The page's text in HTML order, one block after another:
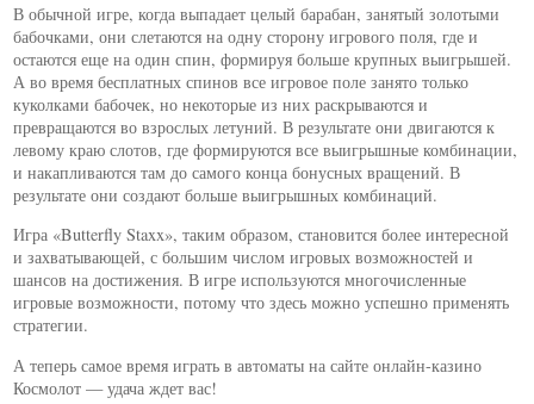
В обычной игре, когда выпадает целый барабан, занятый золотыми
бабочками, они слетаются на одну сторону игрового поля, где и
остаются еще на один спин, формируя больше крупных выигрышей.
А во время бесплатных спинов все игровое поле занято только
куколками бабочек, но некоторые из них раскрываются и
превращаются во взрослых летуний. В результате они двигаются к
левому краю слотов, где формируются все выигрышные комбинации,
и накапливаются там до самого конца бонусных вращений. В
результате они создают больше выигрышных комбинаций.
Игра «Butterfly Staxx», таким образом, становится более интересной
и захватывающей, с большим числом игровых возможностей и
шансов на достижения. В игре используются многочисленные
игровые возможности, потому что здесь можно успешно применять
стратегии.
А теперь самое время играть в автоматы на сайте онлайн-казино
Космолот — удача ждет вас!